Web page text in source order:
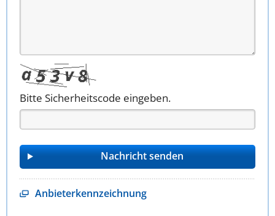
Bitte Sicherheitscode eingeben.
Anbieterkennzeichnung